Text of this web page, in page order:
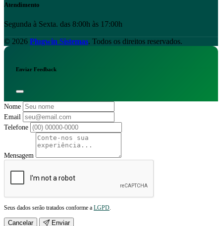
Atendimento
Segunda à Sexta. das 8:00h às 17:00h
© 2026 Plugwin Sistemas. Todos os direitos reservados.
Enviar Feedback
Nome
Email
Telefone
Mensagem
Seus dados serão tratados conforme a LGPD.
Cancelar Enviar